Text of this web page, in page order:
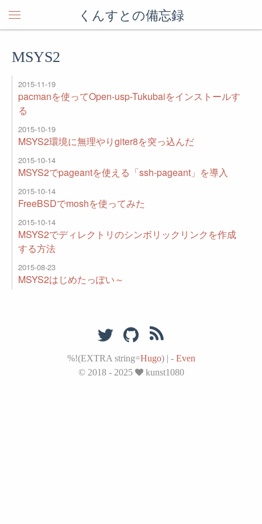
くんすとの備忘録
MSYS2
2015-11-19
pacmanを使ってOpen-usp-Tukubaiをインストールす
る
2015-10-19
MSYS2環境に無理やりgiter8を突っ込んだ
2015-10-14
MSYS2でpageantを使える「ssh-pageant」を導入
2015-10-14
FreeBSDでmoshを使ってみた
2015-10-14
MSYS2でディレクトリのシンボリックリンクを作成
する方法
2015-08-23
MSYS2はじめたっぽい～
%!(EXTRA string=Hugo) | - Even
© 2018 - 2025
kunst1080